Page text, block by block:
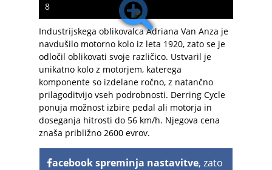
8
Industrijskega oblikovalca Adriana Van Anza je
navdušilo motorno kolo iz leta 1920, zato se je
odločil oblikovati svoje različico. Ustvaril je
unikatno kolo z motorjem, katerega
komponente so izdelane ročno, z natančno
prilagoditvijo vseh podrobnosti. Derring Cycle
ponuja možnost izbire pedal ali motorja in
doseganja hitrosti do 56 km/h. Njegova cena
znaša približno 2600 evrov.
acebook spreminja nastavitve, zato